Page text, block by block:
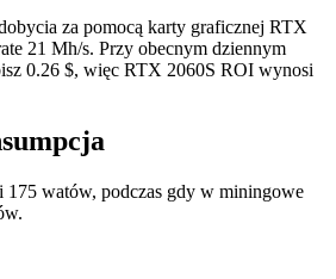
za pomocą karty graficznej RTX
21 Mh/s. Przy obecnym dziennym
0.26 $, więc RTX 2060S ROI wynosi
watów, podczas gdy w miningowe